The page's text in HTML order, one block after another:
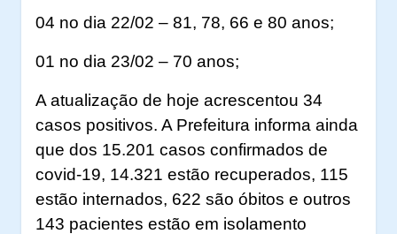
04 no dia 22/02 – 81, 78, 66 e 80 anos;
01 no dia 23/02 – 70 anos;
A atualização de hoje acrescentou 34
casos positivos. A Prefeitura informa ainda
que dos 15.201 casos confirmados de
covid-19, 14.321 estão recuperados, 115
estão internados, 622 são óbitos e outros
143 pacientes estão em isolamento